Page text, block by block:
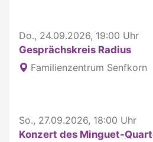
Do., 24.09.2026, 19:00 Uhr
Gesprächskreis Radius
Familienzentrum Senfkorn
So., 27.09.2026, 18:00 Uhr
Konzert des Minguet-